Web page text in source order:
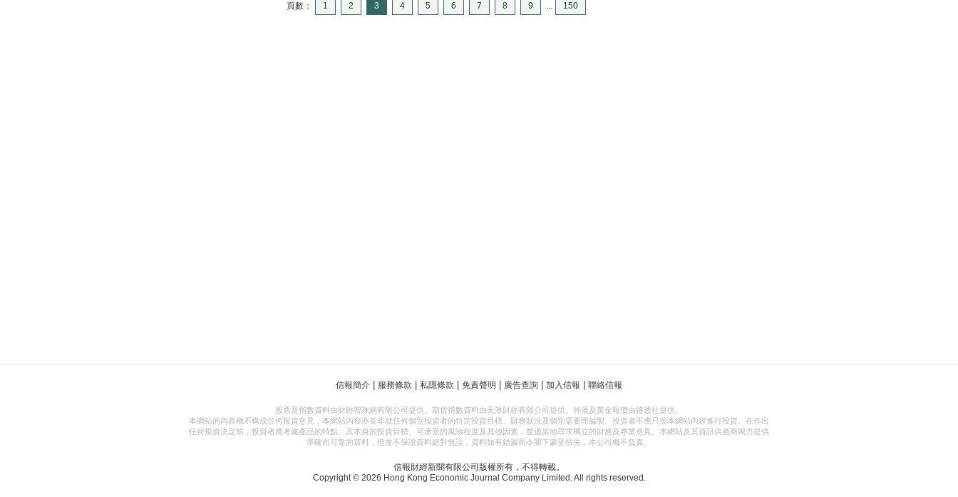
頁數： 1 2 3 4 5 6 7 8 9 ... 150
信報簡介 服務條款 私隱條款 免責聲明 廣告查詢 加入信報 聯絡信報
股票及指數資料由財經智珠網有限公司提供。期貨指數資料由天滙財經有限公司提供。外滙及黃金報價由路透社提供。
本網站的內容概不構成任何投資意見，本網站內容亦並非就任何個別投資者的特定投資目標、財務狀況及個別需要而編製。投資者不應只按本網站內容進行投資。在作出
任何投資決定前，投資者應考慮產品的特點、其本身的投資目標、可承受的風險程度及其他因素，並適當地尋求獨立的財務及專業意見。本網站及其資訊供應商竭力提供
準確而可靠的資料，但並不保證資料絕對無誤，資料如有錯漏而令閣下蒙受損失，本公司概不負責。
信報財經新聞有限公司版權所有，不得轉載。
Copyright © 2026 Hong Kong Economic Journal Company Limited. All rights reserved.